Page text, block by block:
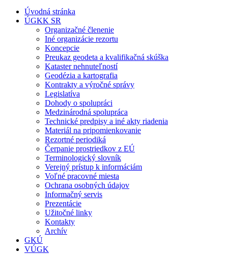
Úvodná stránka
ÚGKK SR
Organizačné členenie
Iné organizácie rezortu
Koncepcie
Preukaz geodeta a kvalifikačná skúška
Kataster nehnuteľností
Geodézia a kartografia
Kontrakty a výročné správy
Legislatíva
Dohody o spolupráci
Medzinárodná spolupráca
Technické predpisy a iné akty riadenia
Materiál na pripomienkovanie
Rezortné periodiká
Čerpanie prostriedkov z EÚ
Terminologický slovník
Verejný prístup k informáciám
Voľné pracovné miesta
Ochrana osobných údajov
Informačný servis
Prezentácie
Užitočné linky
Kontakty
Archív
GKÚ
VÚGK